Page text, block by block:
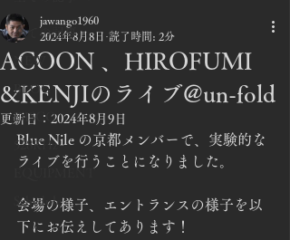
全ての記事
NEW
BLOG
DISCO
528KHz
Schedule
ACOON 、HIROFUMI
&KENJIのライブ@un-fold
jawango1960
2024年8月8日 読了時間: 2分
更新日： 2024年8月9日
Blue Nile の京都メンバーで、実験的な
ライブを行うことになりました。
会場の様子、エントランスの様子を以
下にお伝えしてあります！